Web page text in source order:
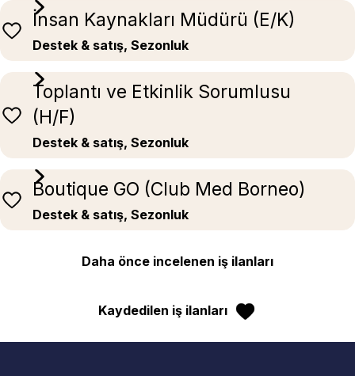
İnsan Kaynakları Müdürü (E/K)
Destek & satış, Sezonluk
Toplantı ve Etkinlik Sorumlusu
(H/F)
Destek & satış, Sezonluk
Boutique GO (Club Med Borneo)
Destek & satış, Sezonluk
Daha önce incelenen iş ilanları
Kaydedilen iş ilanları